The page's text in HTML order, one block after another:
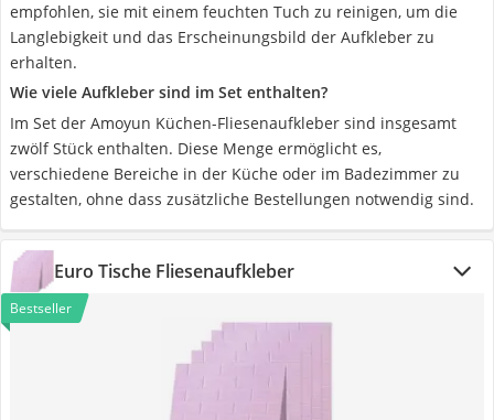
empfohlen, sie mit einem feuchten Tuch zu reinigen, um die
Langlebigkeit und das Erscheinungsbild der Aufkleber zu
erhalten.
Wie viele Aufkleber sind im Set enthalten?
Im Set der Amoyun Küchen-Fliesenaufkleber sind insgesamt
zwölf Stück enthalten. Diese Menge ermöglicht es,
verschiedene Bereiche in der Küche oder im Badezimmer zu
gestalten, ohne dass zusätzliche Bestellungen notwendig sind.
Euro Tische Fliesenaufkleber
Bestseller